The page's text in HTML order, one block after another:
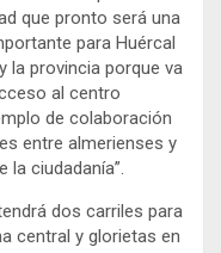
que pronto será una
para Huércal
la provincia porque va
al centro
de colaboración
entre almerienses y
ciudadanía”.
dos carriles para
central y glorietas en